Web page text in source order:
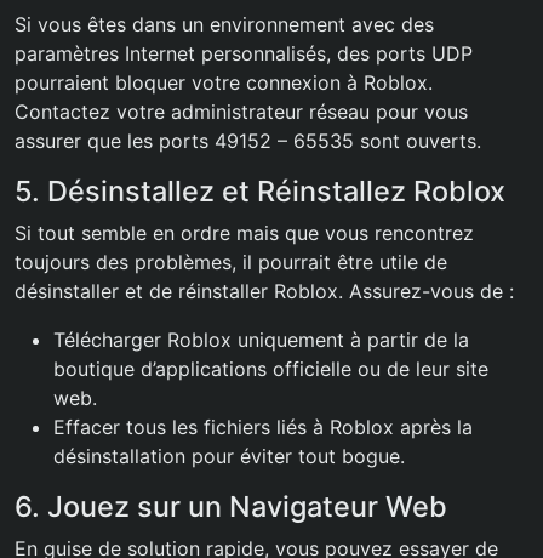
Si vous êtes dans un environnement avec des
paramètres Internet personnalisés, des ports UDP
pourraient bloquer votre connexion à Roblox.
Contactez votre administrateur réseau pour vous
assurer que les ports 49152 – 65535 sont ouverts.
5. Désinstallez et Réinstallez Roblox
Si tout semble en ordre mais que vous rencontrez
toujours des problèmes, il pourrait être utile de
désinstaller et de réinstaller Roblox. Assurez-vous de :
Télécharger Roblox uniquement à partir de la
boutique d’applications officielle ou de leur site
web.
Effacer tous les fichiers liés à Roblox après la
désinstallation pour éviter tout bogue.
6. Jouez sur un Navigateur Web
En guise de solution rapide, vous pouvez essayer de